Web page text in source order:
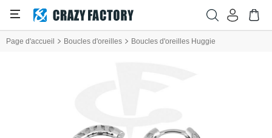
Page d'accueil Boucles d'oreilles Boucles d'oreilles Huggie